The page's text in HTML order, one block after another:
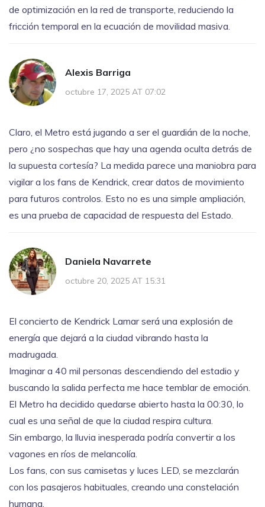
de optimización en la red de transporte, reduciendo la
fricción temporal en la ecuación de movilidad masiva.
Alexis Barriga
octubre 17, 2025 AT 07:02
Claro, el Metro está jugando a ser el guardián de la noche,
pero ¿no sospechas que hay una agenda oculta detrás de
la supuesta cortesía? La medida parece una maniobra para
vigilar a los fans de Kendrick, crear datos de movimiento
para futuros controlos. Esto no es una simple ampliación,
es una prueba de capacidad de respuesta del Estado.
Daniela Navarrete
octubre 20, 2025 AT 15:31
El concierto de Kendrick Lamar será una explosión de
energía que dejará a la ciudad vibrando hasta la
madrugada.
Imaginar a 40 mil personas descendiendo del estadio y
buscando la salida perfecta me hace temblar de emoción.
El Metro ha decidido quedarse abierto hasta la 00:30, lo
cual es una señal de que la ciudad respira cultura.
Sin embargo, la lluvia inesperada podría convertir a los
vagones en ríos de melancolía.
Los fans, con sus camisetas y luces LED, se mezclarán
con los pasajeros habituales, creando una constelación
humana.